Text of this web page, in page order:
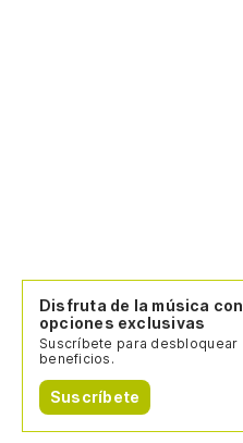
Disfruta de la música con
opciones exclusivas
Suscríbete para desbloquear
beneficios.
Suscríbete